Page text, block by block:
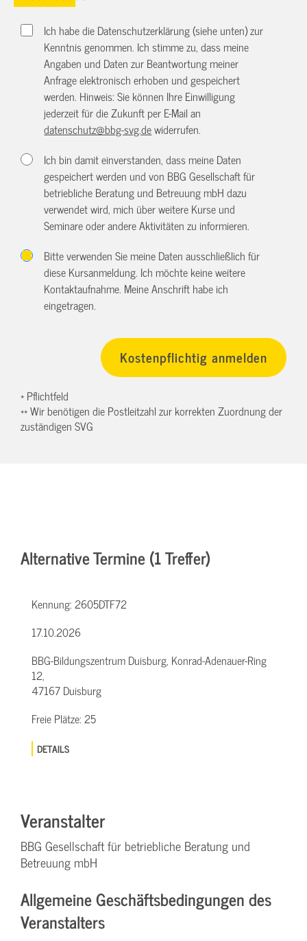
Ich habe die Datenschutzerklärung (siehe unten) zur
Kenntnis genommen. Ich stimme zu, dass meine
Angaben und Daten zur Beantwortung meiner
Anfrage elektronisch erhoben und gespeichert
werden. Hinweis: Sie können Ihre Einwilligung
jederzeit für die Zukunft per E-Mail an
datenschutz@bbg-svg.dewiderrufen.
Ich bin damit einverstanden, dass meine Daten
gespeichert werden und von BBG Gesellschaft für
betriebliche Beratung und Betreuung mbH dazu
verwendet wird, mich über weitere Kurse und
Seminare oder andere Aktivitäten zu informieren.
Bitte verwenden Sie meine Daten ausschließlich für
diese Kursanmeldung. Ich möchte keine weitere
Kontaktaufnahme. Meine Anschrift habe ich
eingetragen.
* Pflichtfeld
** Wir benötigen die Postleitzahl zur korrekten Zuordnung der
zuständigen SVG
Alternative Termine (1 Treffer)
Kennung:2605DTF72
17.10.2026
BBG-Bildungszentrum Duisburg, Konrad-Adenauer-Ring
12,
47167 Duisburg
Freie Plätze:25
DETAILS
Veranstalter
BBG Gesellschaft für betriebliche Beratung und
Betreuung mbH
Allgemeine Geschäftsbedingungen des
Veranstalters